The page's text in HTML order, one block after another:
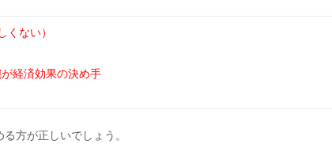
ない）
経済効果の決め手
方が正しいでしょう。